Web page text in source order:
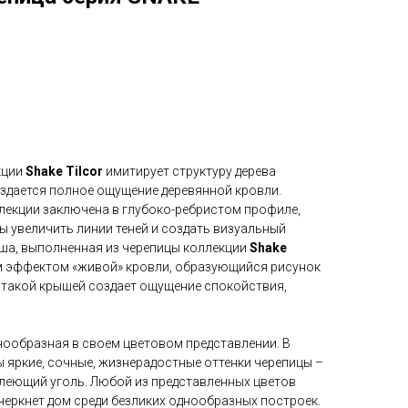
Shake Tilcor имитирует структуру дерева
полное ощущение деревянной кровли.
заключена в глубоко-ребристом профиле,
увеличить линии теней и создать визуальный
выполненная из черепицы коллекции Shake
эффектом «живой» кровли, образующийся рисунок
крышей создает ощущение спокойствия,
в своем цветовом представлении. В
яркие, сочные, жизнерадостные оттенки черепицы –
уголь. Любой из представленных цветов
дом среди безликих однообразных построек.